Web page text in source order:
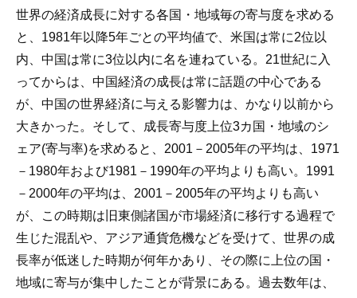
世界の経済成長に対する各国・地域毎の寄与度を求める
と、1981年以降5年ごとの平均値で、米国は常に2位以
内、中国は常に3位以内に名を連ねている。21世紀に入
ってからは、中国経済の成長は常に話題の中心である
が、中国の世界経済に与える影響力は、かなり以前から
大きかった。そして、成長寄与度上位3カ国・地域のシ
ェア(寄与率)を求めると、2001－2005年の平均は、1971
－1980年および1981－1990年の平均よりも高い。1991
－2000年の平均は、2001－2005年の平均よりも高い
が、この時期は旧東側諸国が市場経済に移行する過程で
生じた混乱や、アジア通貨危機などを受けて、世界の成
長率が低迷した時期が何年かあり、その際に上位の国・
地域に寄与が集中したことが背景にある。過去数年は、